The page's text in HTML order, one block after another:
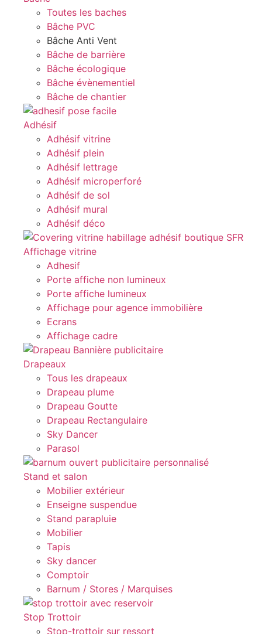
Toutes les baches
Bâche PVC
Bâche Anti Vent
Bâche de barrière
Bâche écologique
Bâche évènementiel
Bâche de chantier
Adhésif
Adhésif vitrine
Adhésif plein
Adhésif lettrage
Adhésif microperforé
Adhésif de sol
Adhésif mural
Adhésif déco
Affichage vitrine
Adhesif
Porte affiche non lumineux
Porte affiche lumineux
Affichage pour agence immobilière
Ecrans
Affichage cadre
Drapeaux
Tous les drapeaux
Drapeau plume
Drapeau Goutte
Drapeau Rectangulaire
Sky Dancer
Parasol
Stand et salon
Mobilier extérieur
Enseigne suspendue
Stand parapluie
Mobilier
Tapis
Sky dancer
Comptoir
Barnum / Stores / Marquises
Stop Trottoir
Stop-trottoir sur ressort